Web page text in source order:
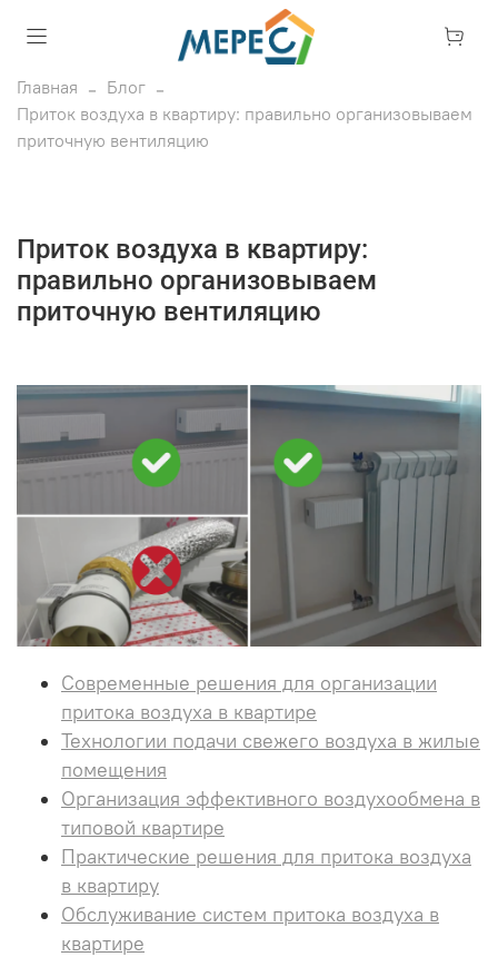
Главная
Блог
Приток воздуха в квартиру: правильно организовываем
приточную вентиляцию
Приток воздуха в квартиру:
правильно организовываем
приточную вентиляцию
Современные решения для организации
притока воздуха в квартире
Технологии подачи свежего воздуха в жилые
помещения
Организация эффективного воздухообмена в
типовой квартире
Практические решения для притока воздуха
в квартиру
Обслуживание систем притока воздуха в
квартире